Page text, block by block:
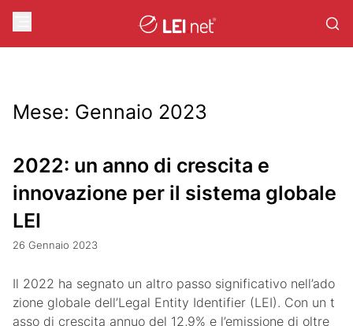
Mese: Gennaio 2023
2022: un anno di crescita e
innovazione per il sistema globale
LEI
26 Gennaio 2023
Il 2022 ha segnato un altro passo significativo nell’ado
zione globale dell’Legal Entity Identifier (LEI). Con un t
asso di crescita annuo del 12,9% e l’emissione di oltre